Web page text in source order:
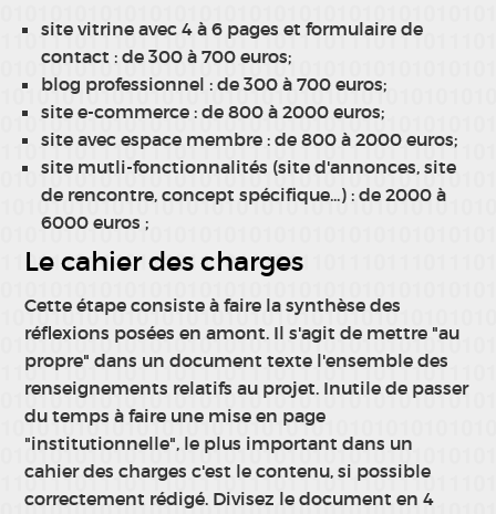
site vitrine avec 4 à 6 pages et formulaire de
contact : de 300 à 700 euros;
blog professionnel : de 300 à 700 euros;
site e-commerce : de 800 à 2000 euros;
site avec espace membre : de 800 à 2000 euros;
site mutli-fonctionnalités (site d'annonces, site
de rencontre, concept spécifique...) : de 2000 à
6000 euros ;
Le cahier des charges
Cette étape consiste à faire la synthèse des
réflexions posées en amont. Il s'agit de mettre "au
propre" dans un document texte l'ensemble des
renseignements relatifs au projet. Inutile de passer
du temps à faire une mise en page
"institutionnelle", le plus important dans un
cahier des charges c'est le contenu, si possible
correctement rédigé. Divisez le document en 4